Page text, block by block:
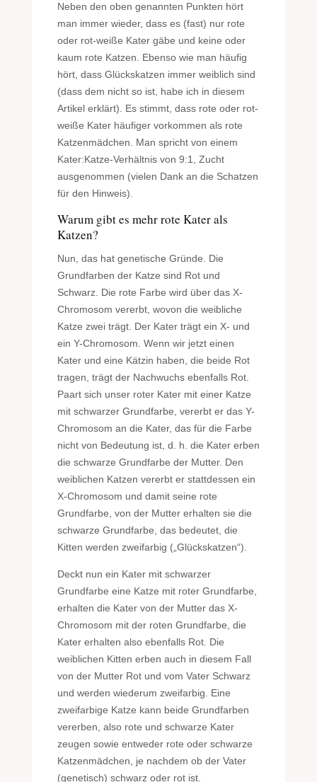
Neben den oben genannten Punkten hört
man immer wieder, dass es (fast) nur rote
oder rot-weiße Kater gäbe und keine oder
kaum rote Katzen. Ebenso wie man häufig
hört, dass Glückskatzen immer weiblich sind
(dass dem nicht so ist, habe ich in diesem
Artikel erklärt). Es stimmt, dass rote oder rot-
weiße Kater häufiger vorkommen als rote
Katzenmädchen. Man spricht von einem
Kater:Katze-Verhältnis von 9:1, Zucht
ausgenommen (vielen Dank an die Schatzen
für den Hinweis).
Warum gibt es mehr rote Kater als
Katzen?
Nun, das hat genetische Gründe. Die
Grundfarben der Katze sind Rot und
Schwarz. Die rote Farbe wird über das X-
Chromosom vererbt, wovon die weibliche
Katze zwei trägt. Der Kater trägt ein X- und
ein Y-Chromosom. Wenn wir jetzt einen
Kater und eine Kätzin haben, die beide Rot
tragen, trägt der Nachwuchs ebenfalls Rot.
Paart sich unser roter Kater mit einer Katze
mit schwarzer Grundfarbe, vererbt er das Y-
Chromosom an die Kater, das für die Farbe
nicht von Bedeutung ist, d. h. die Kater erben
die schwarze Grundfarbe der Mutter. Den
weiblichen Katzen vererbt er stattdessen ein
X-Chromosom und damit seine rote
Grundfarbe, von der Mutter erhalten sie die
schwarze Grundfarbe, das bedeutet, die
Kitten werden zweifarbig („Glückskatzen“).
Deckt nun ein Kater mit schwarzer
Grundfarbe eine Katze mit roter Grundfarbe,
erhalten die Kater von der Mutter das X-
Chromosom mit der roten Grundfarbe, die
Kater erhalten also ebenfalls Rot. Die
weiblichen Kitten erben auch in diesem Fall
von der Mutter Rot und vom Vater Schwarz
und werden wiederum zweifarbig. Eine
zweifarbige Katze kann beide Grundfarben
vererben, also rote und schwarze Kater
zeugen sowie entweder rote oder schwarze
Katzenmädchen, je nachdem ob der Vater
(genetisch) schwarz oder rot ist.